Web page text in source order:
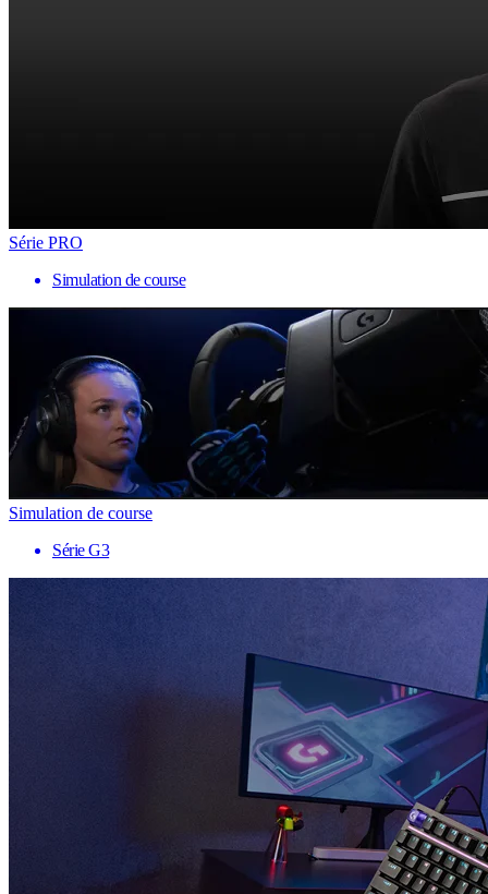
Série PRO
Simulation de course
Simulation de course
Série G3